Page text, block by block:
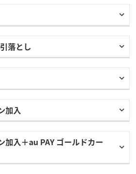
落とし
加入
加入＋au PAY ゴールドカー